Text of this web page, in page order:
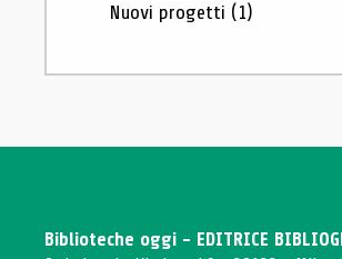
Nuovi progetti (1)
Biblioteche oggi - EDITRICE